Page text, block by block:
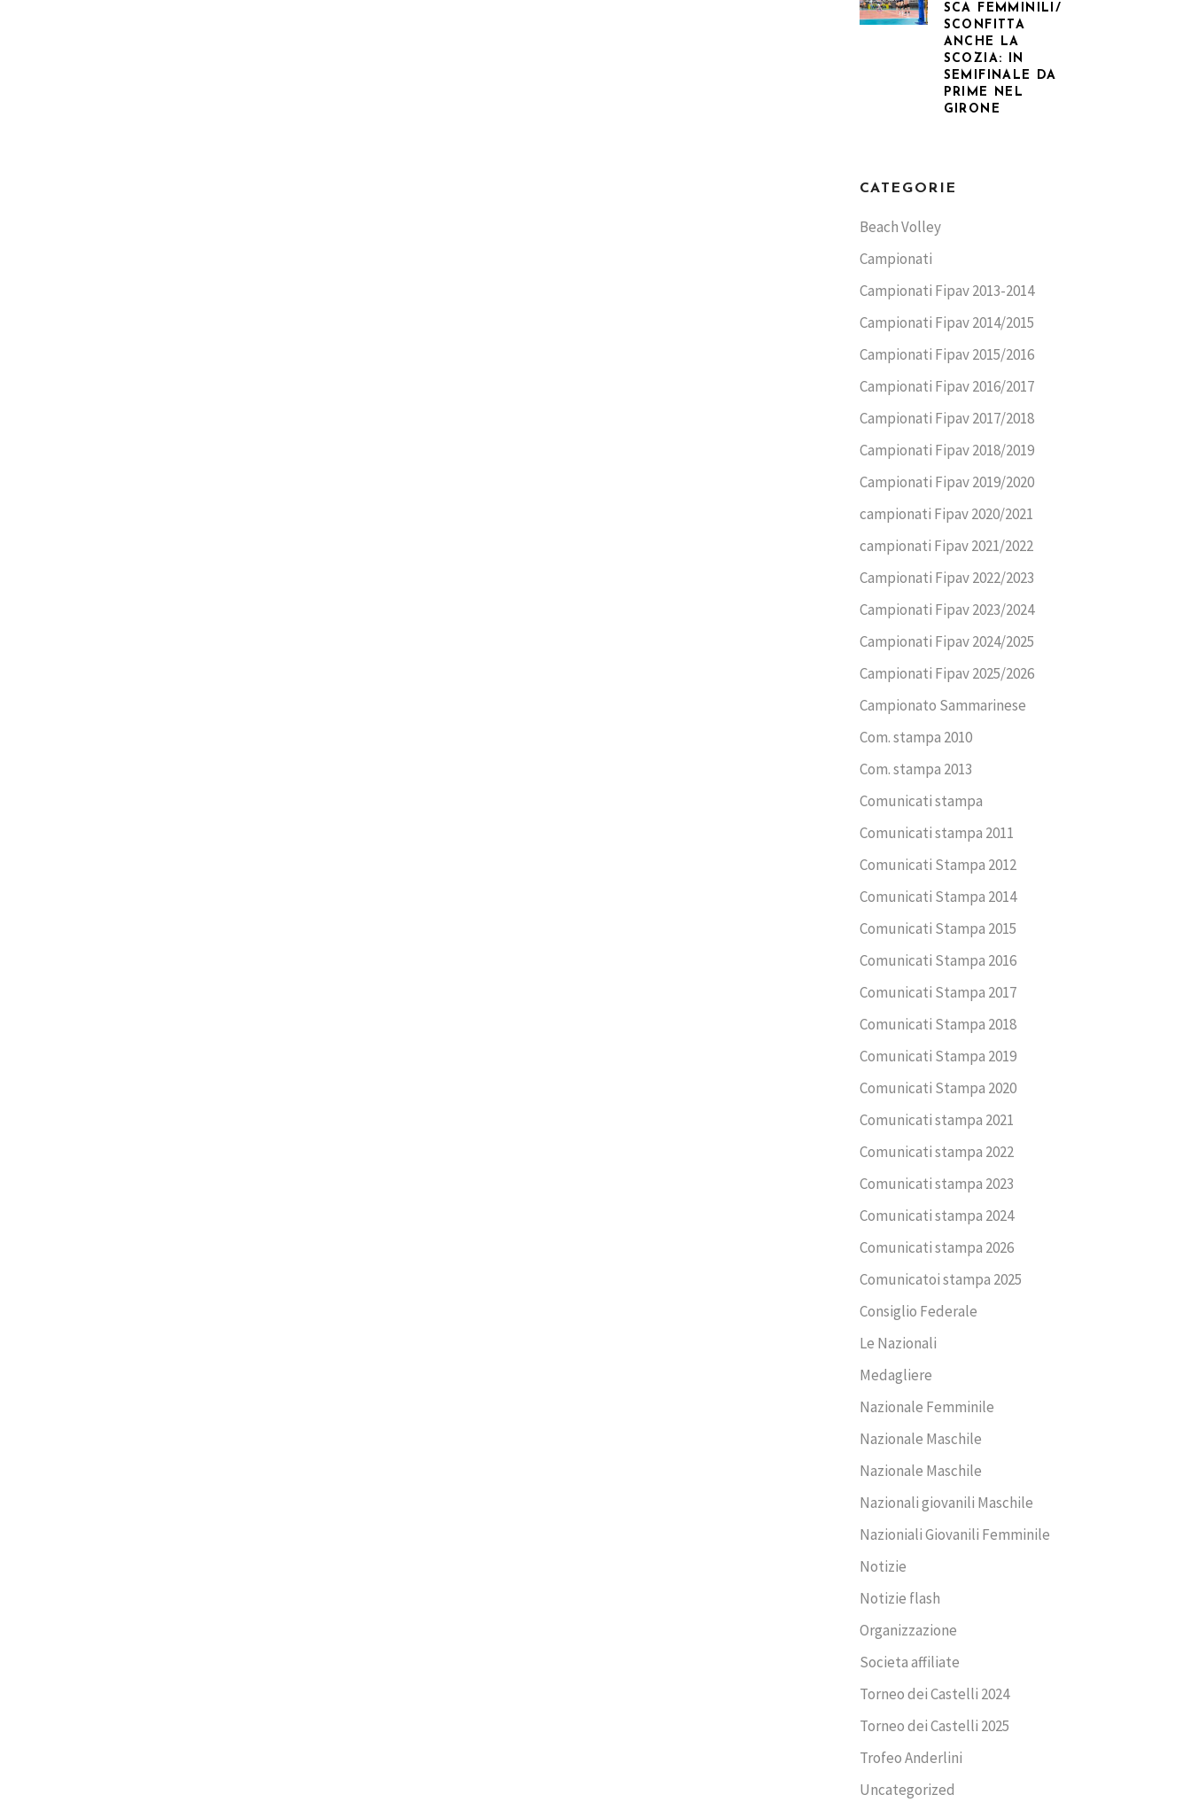
SCA FEMMINILI/
SCONFITTA
ANCHE LA
SCOZIA: IN
SEMIFINALE DA
PRIME NEL
GIRONE
CATEGORIE
Beach Volley
Campionati
Campionati Fipav 2013-2014
Campionati Fipav 2014/2015
Campionati Fipav 2015/2016
Campionati Fipav 2016/2017
Campionati Fipav 2017/2018
Campionati Fipav 2018/2019
Campionati Fipav 2019/2020
campionati Fipav 2020/2021
campionati Fipav 2021/2022
Campionati Fipav 2022/2023
Campionati Fipav 2023/2024
Campionati Fipav 2024/2025
Campionati Fipav 2025/2026
Campionato Sammarinese
Com. stampa 2010
Com. stampa 2013
Comunicati stampa
Comunicati stampa 2011
Comunicati Stampa 2012
Comunicati Stampa 2014
Comunicati Stampa 2015
Comunicati Stampa 2016
Comunicati Stampa 2017
Comunicati Stampa 2018
Comunicati Stampa 2019
Comunicati Stampa 2020
Comunicati stampa 2021
Comunicati stampa 2022
Comunicati stampa 2023
Comunicati stampa 2024
Comunicati stampa 2026
Comunicatoi stampa 2025
Consiglio Federale
Le Nazionali
Medagliere
Nazionale Femminile
Nazionale Maschile
Nazionale Maschile
Nazionali giovanili Maschile
Nazioniali Giovanili Femminile
Notizie
Notizie flash
Organizzazione
Societa affiliate
Torneo dei Castelli 2024
Torneo dei Castelli 2025
Trofeo Anderlini
Uncategorized